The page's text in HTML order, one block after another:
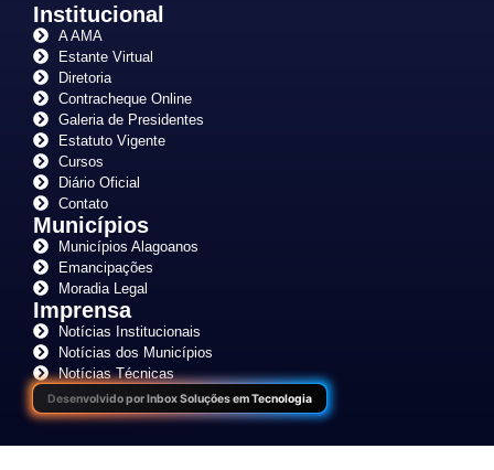
Institucional
A AMA
Estante Virtual
Diretoria
Contracheque Online
Galeria de Presidentes
Estatuto Vigente
Cursos
Diário Oficial
Contato
Municípios
Municípios Alagoanos
Emancipações
Moradia Legal
Imprensa
Notícias Institucionais
Notícias dos Municípios
Notícias Técnicas
Desenvolvido por Inbox Soluções em Tecnologia